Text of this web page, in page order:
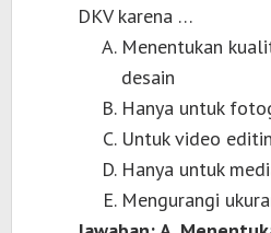
DKV karena …
Menentukan
desain
Hanya untuk
Untuk video
Hanya untuk
Mengurangi